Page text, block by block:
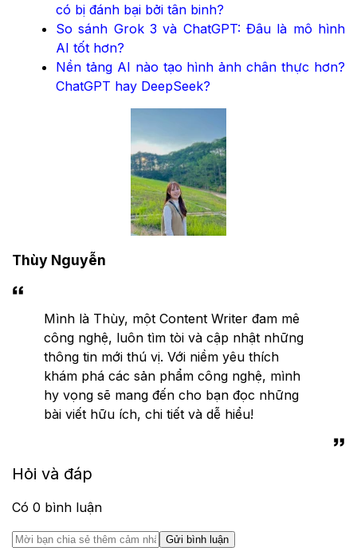
có bị đánh bại bởi tân binh?
So sánh Grok 3 và ChatGPT: Đâu là mô hình
AI tốt hơn?
Nền tảng AI nào tạo hình ảnh chân thực hơn?
ChatGPT hay DeepSeek?
Thùy Nguyễn
Mình là Thùy, một Content Writer đam mê
công nghệ, luôn tìm tòi và cập nhật những
thông tin mới thú vị. Với niềm yêu thích
khám phá các sản phẩm công nghệ, mình
hy vọng sẽ mang đến cho bạn đọc những
bài viết hữu ích, chi tiết và dễ hiểu!
Hỏi và đáp
Có 0 bình luận
Gửi bình luận